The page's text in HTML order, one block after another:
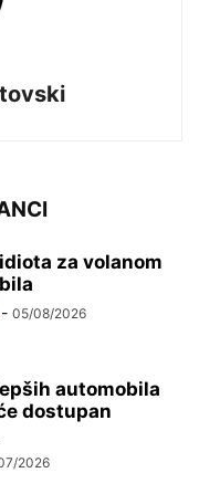
za volanom
- 05/08/2026
automobila
dostupan
2026